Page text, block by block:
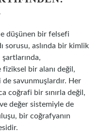
düşünen bir felsefi
sorusu, aslında bir kimlik
fiziksel bir alanı değil,
savunmuşlardır. Her
coğrafi bir sınırla değil,
değer sistemiyle de
bir coğrafyanın